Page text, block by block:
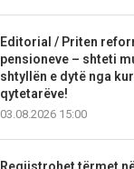
Editorial / Priten
pensioneve – shteti
shtyllën e dytë nga
qytetarëve!
03.08.2026 15:00